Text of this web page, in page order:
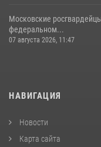
Московские
федеральном...
07 августа 2026, 11:47
НАВИГАЦИЯ
Новости
Карта сайта